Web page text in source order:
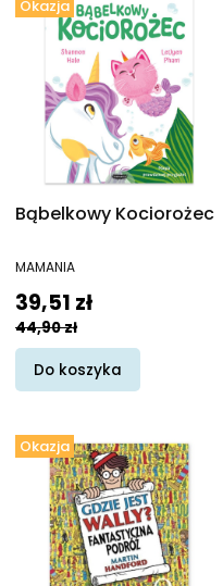
Okazja
Bąbelkowy Kociorożec
PRODUCENT
MAMANIA
Cena promocyjna
39,51 zł
44,90 zł
Do koszyka
Okazja